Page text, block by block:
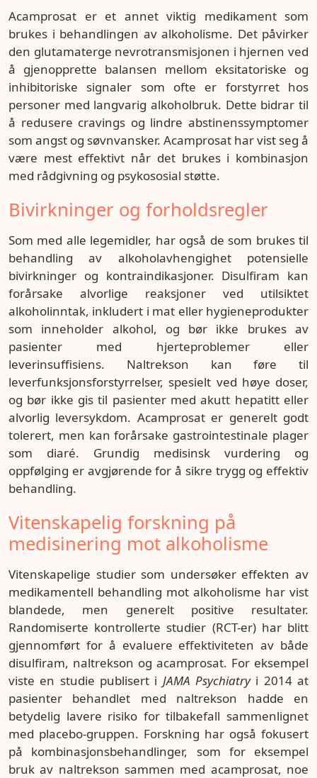
Acamprosat er et annet viktig medikament som
brukes i behandlingen av alkoholisme. Det påvirker
den glutamaterge nevrotransmisjonen i hjernen ved
å gjenopprette balansen mellom eksitatoriske og
inhibitoriske signaler som ofte er forstyrret hos
personer med langvarig alkoholbruk. Dette bidrar til
å redusere cravings og lindre abstinenssymptomer
som angst og søvnvansker. Acamprosat har vist seg å
være mest effektivt når det brukes i kombinasjon
med rådgivning og psykososial støtte.
Bivirkninger og forholdsregler
Som med alle legemidler, har også de som brukes til
behandling av alkoholavhengighet potensielle
bivirkninger og kontraindikasjoner. Disulfiram kan
forårsake alvorlige reaksjoner ved utilsiktet
alkoholinntak, inkludert i mat eller hygieneprodukter
som inneholder alkohol, og bør ikke brukes av
pasienter med hjerteproblemer eller
leverinsuffisiens. Naltrekson kan føre til
leverfunksjonsforstyrrelser, spesielt ved høye doser,
og bør ikke gis til pasienter med akutt hepatitt eller
alvorlig leversykdom. Acamprosat er generelt godt
tolerert, men kan forårsake gastrointestinale plager
som diaré. Grundig medisinsk vurdering og
oppfølging er avgjørende for å sikre trygg og effektiv
behandling.
Vitenskapelig forskning på
medisinering mot alkoholisme
Vitenskapelige studier som undersøker effekten av
medikamentell behandling mot alkoholisme har vist
blandede, men generelt positive resultater.
Randomiserte kontrollerte studier (RCT-er) har blitt
gjennomført for å evaluere effektiviteten av både
disulfiram, naltrekson og acamprosat. For eksempel
viste en studie publisert i JAMA Psychiatryi 2014 at
pasienter behandlet med naltrekson hadde en
betydelig lavere risiko for tilbakefall sammenlignet
med placebo-gruppen. Forskning har også fokusert
på kombinasjonsbehandlinger, som for eksempel
bruk av naltrekson sammen med acamprosat, noe